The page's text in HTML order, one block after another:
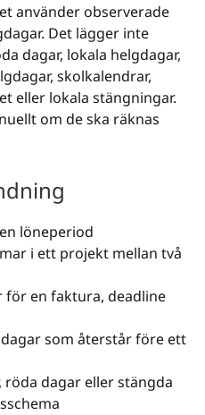
använder observerade
Det lägger inte
dagar, lokala helgdagar,
skolkalendrar,
eller lokala stängningar.
om de ska räknas
löneperiod
i ett projekt mellan två
för en faktura, deadline
som återstår före ett
röda dagar eller stängda